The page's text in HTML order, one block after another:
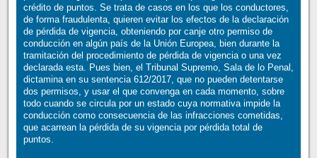
crédito de puntos. Se trata de casos en los que los conductores,
de forma fraudulenta, quieren evitar los efectos de la declaración
de pérdida de vigencia, obteniendo por canje otro permiso de
conducción en algún país de la Unión Europea, bien durante la
tramitación del procedimiento de pérdida de vigencia o una vez
declarada esta. Pues bien, el Tribunal Supremo, Sala de lo Penal,
dictamina en su sentencia 612/2017, que no pueden detentarse
dos permisos, y usar el que convenga en cada momento, sobre
todo cuando se circula por un estado cuya normativa impide la
conducción como consecuencia de las infracciones cometidas,
que acarrean la pérdida de su vigencia por pérdida total de
puntos.